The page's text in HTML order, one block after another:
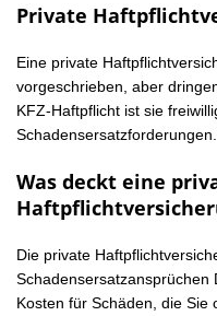
Private
Eine private
vorgeschrieben, aber
KFZ-Haftpflicht ist sie
Schadensersatzforderungen.
Was deckt eine
Die private
Schadensersatzansprüchen
Kosten für Schäden, die Sie